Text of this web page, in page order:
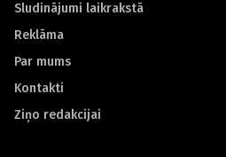
Sludinājumi laikrakstā
Reklāma
Par mums
Kontakti
Ziņo redakcijai